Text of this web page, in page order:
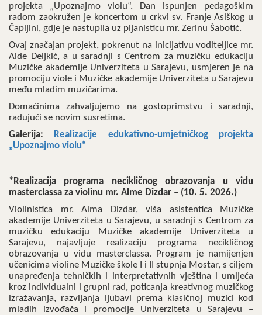
projekta „Upoznajmo violu“. Dan ispunjen pedagoškim
radom zaokružen je koncertom u crkvi sv. Franje Asiškog u
Čapljini, gdje je nastupila uz pijanisticu mr. Zerinu Šabotić.
Ovaj značajan projekt, pokrenut na inicijativu voditeljice mr.
Aide Deljkić, a u saradnji s Centrom za muzičku edukaciju
Muzičke akademije Univerziteta u Sarajevu, usmjeren je na
promociju viole i Muzičke akademije Univerziteta u Sarajevu
među mladim muzičarima.
Domaćinima zahvaljujemo na gostoprimstvu i saradnji,
radujući se novim susretima.
Galerija:
Realizacije edukativno-umjetničkog projekta
„Upoznajmo violu“
*Realizacija programa necikličnog obrazovanja u vidu
masterclassa za violinu mr. Alme Dizdar – (10. 5. 2026.)
Violinistica mr. Alma Dizdar, viša asistentica Muzičke
akademije Univerziteta u Sarajevu, u saradnji s Centrom za
muzičku edukaciju Muzičke akademije Univerziteta u
Sarajevu, najavljuje realizaciju programa necikličnog
obrazovanja u vidu masterclassa. Program je namijenjen
učenicima violine Muzičke škole I i II stupnja Mostar, s ciljem
unapređenja tehničkih i interpretativnih vještina i umijeća
kroz individualni i grupni rad, poticanja kreativnog muzičkog
izražavanja, razvijanja ljubavi prema klasičnoj muzici kod
mladih izvođača i promocije Univerziteta u Sarajevu –